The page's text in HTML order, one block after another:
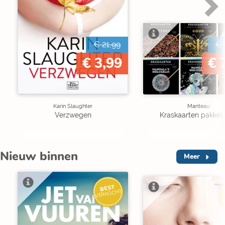
€ 21,99
€ 3,99
Karin Slaughter
Verzwegen
€
€
Manteau
Kraskaarten pakket
Nieuw binnen Meer
BEST
VERKOCHT